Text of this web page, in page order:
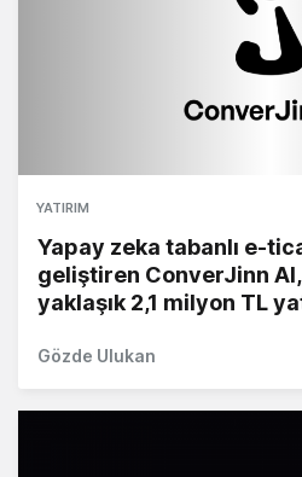
YATIRIM
Yapay zeka tabanlı e-
geliştiren ConverJinn
yaklaşık 2,1 milyon TL
Gözde Ulukan